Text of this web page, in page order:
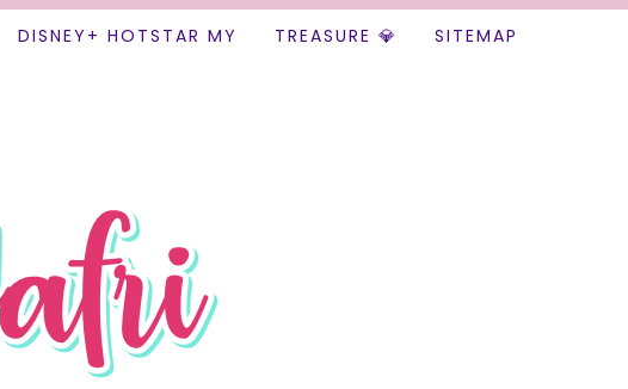
DISNEY+ HOTSTAR MY TREASURE 💎 SITEMAP